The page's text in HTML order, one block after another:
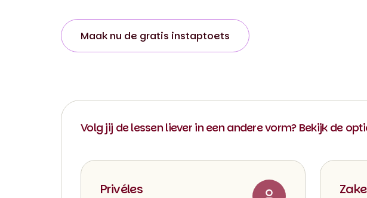
Maak nu de gratis instaptoets
Volg jij de lessen liever in een andere vorm? Bekijk de
Privéles